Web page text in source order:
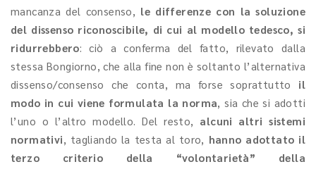
mancanza del consenso, le differenze con la soluzione
del dissenso riconoscibile, di cui al modello tedesco, si
ridurrebbero: ciò a conferma del fatto, rilevato dalla
stessa Bongiorno, che alla fine non è soltanto l’alternativa
dissenso/consenso che conta, ma forse soprattutto il
modo in cui viene formulata la norma, sia che si adotti
l’uno o l’altro modello. Del resto, alcuni altri sistemi
normativi, tagliando la testa al toro, hanno adottato il
terzo criterio della “volontarietà” della